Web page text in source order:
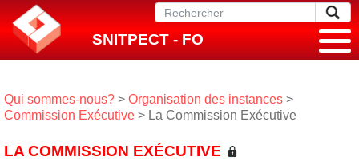
SNITPECT - FO
Qui sommes-nous? > Organisation des instances >
Commission Exécutive > La Commission Exécutive
LA COMMISSION EXÉCUTIVE